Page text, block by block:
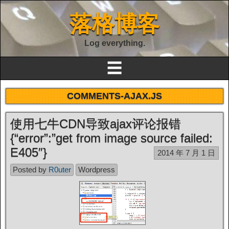
落格博客
Log everything.
☰
COMMENTS-AJAX.JS
使用七牛CDN导致ajax评论报错
{“error”:”get from image source failed:
E405″}
2014 年 7 月 1 日
Posted by R0uter Wordpress